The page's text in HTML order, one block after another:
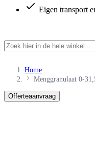
Eigen transport
Home
Menggranulaat 0-
Offerteaanvraag